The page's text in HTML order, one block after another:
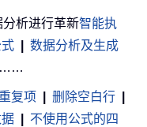
分析进行革新智能执
数据分析及生成
……
复项 删除空白行
不使用公式的四